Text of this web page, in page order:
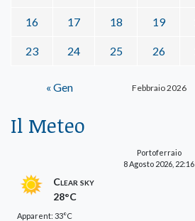
Febbraio 2026
16 17 18 19
23 24 25 26
« Gen
Il Meteo
Portoferraio
8 Agosto 2026, 22:16
Clear sky
28°C
Apparent: 33°C